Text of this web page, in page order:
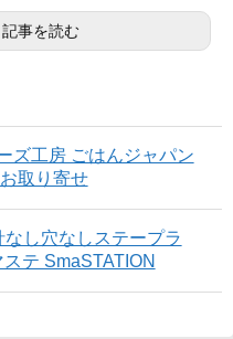
記事を読む
ズ工房 ごはんジャパン
取り寄せ
し穴なしステープラ
テ SmaSTATION